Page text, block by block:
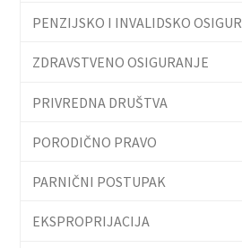
PENZIJSKO I INVALIDSKO
ZDRAVSTVENO OSIGURANJE
PRIVREDNA DRUŠTVA
PORODIČNO PRAVO
PARNIČNI POSTUPAK
EKSPROPRIJACIJA